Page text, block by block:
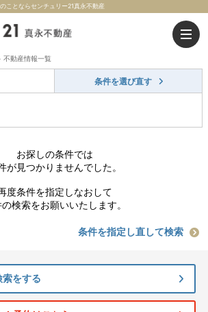
ことならセンチュリー21真永不動産
不動産情報一覧
条件を選び直す
お探しの条件では
が見つかりませんでした。
度条件を指定しなおして
検索をお願いいたします。
条件を指定し直して検索
をする